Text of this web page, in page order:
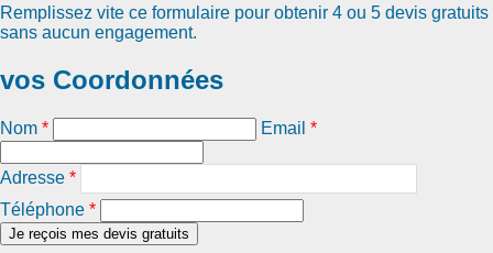
Remplissez vite ce formulaire pour obtenir 4 ou 5 devis gratuits
sans aucun engagement.
vos Coordonnées
Nom * Email *
Adresse *
Téléphone *